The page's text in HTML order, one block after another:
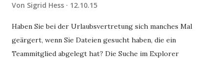
Von Sigrid Hess 12.10.15
Haben Sie bei der Urlaubsvertretung sich manches Mal
geärgert, wenn Sie Dateien gesucht haben, die ein
Teammitglied abgelegt hat? Die Suche im Explorer